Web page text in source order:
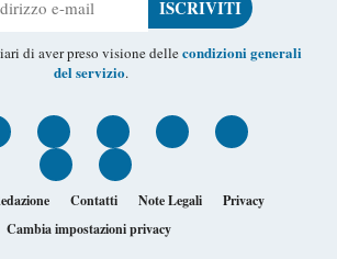
di aver preso visione dellecondizioni generali
del servizio.
Contatti Note Legali
Privacy
Cambia impostazioni privacy